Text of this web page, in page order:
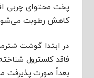
پخت محتوای چربی
کاهش رطوبت
در ابتدا گوشت
فاقد کلسترول
بعداً صورت پذیرفت